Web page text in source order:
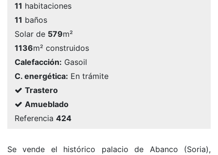
11 habitaciones
11 baños
Solar de 579m²
1136m² construidos
Calefacción: Gasoil
C. energética: En trámite
Trastero
Amueblado
Referencia 424
Se vende el histórico palacio de Abanco (Soria),